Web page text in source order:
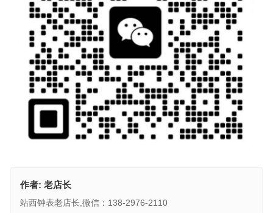
作者: 老店长
站西钟表老店长,微信：138-2976-2110